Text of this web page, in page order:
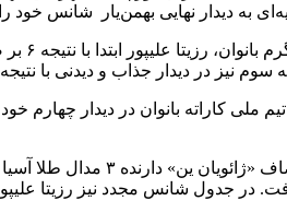
به دیدار نهایی بهمن‌یار شانس
۲ بر یک مقابل «بارنو میرزایف» دارنده نشان برنز آسیا از ازبکستان به برتری دست یافت.
۶۱- کیلوگرم تیم ملی کاراته بانوان در
در جدول شانس مجدد نیز رزیتا